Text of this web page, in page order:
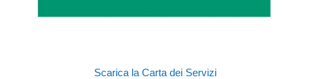
Scarica la Carta dei Servizi